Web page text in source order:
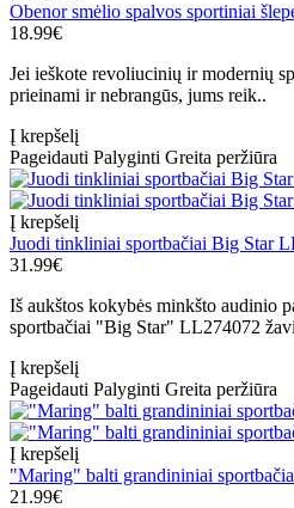
Obenor smėlio spalvos sportiniai
18.99€
Jei ieškote revoliucinių ir modernių
prieinami ir nebrangūs, jums reik..
Į krepšelį
Pageidauti Palyginti Greita peržiūra
Į krepšelį
Juodi tinkliniai sportbačiai Big Star
31.99€
Iš aukštos kokybės minkšto audinio
sportbačiai "Big Star" LL274072
Į krepšelį
Pageidauti Palyginti Greita peržiūra
Į krepšelį
"Maring" balti grandininiai
21.99€